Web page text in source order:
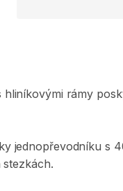
hliníkovými rámy
jednopřevodníku s
stezkách.